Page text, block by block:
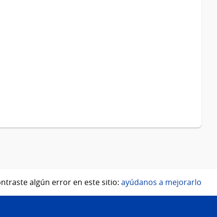
algún error en este sitio: ayúdanos a mejorarlo